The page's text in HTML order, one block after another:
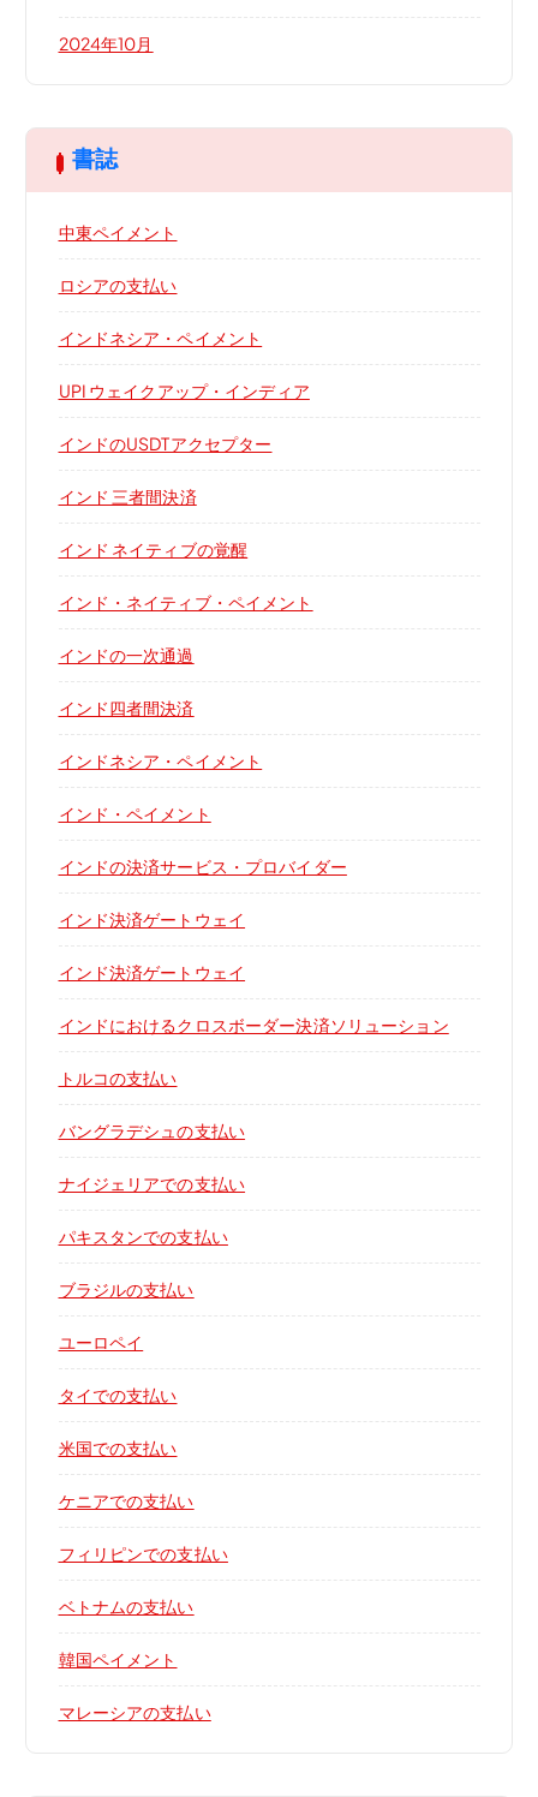
2024年10月
書誌
中東ペイメント
ロシアの支払い
インドネシア・ペイメント
UPI ウェイクアップ・インディア
インドのUSDTアクセプター
インド 三者間決済
インド ネイティブの覚醒
インド・ネイティブ・ペイメント
インドの一次通過
インド四者間決済
インドネシア・ペイメント
インド・ペイメント
インドの決済サービス・プロバイダー
インド決済ゲートウェイ
インド決済ゲートウェイ
インドにおけるクロスボーダー決済ソリューション
トルコの支払い
バングラデシュの支払い
ナイジェリアでの支払い
パキスタンでの支払い
ブラジルの支払い
ユーロペイ
タイでの支払い
米国での支払い
ケニアでの支払い
フィリピンでの支払い
ベトナムの支払い
韓国ペイメント
マレーシアの支払い